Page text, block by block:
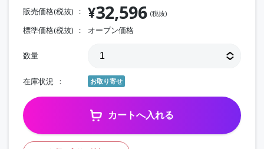
販売価格(税抜) ¥32,596 (税抜)
標準価格(税抜) オープン価格
数量
在庫状況 お取り寄せ
カートへ入れる